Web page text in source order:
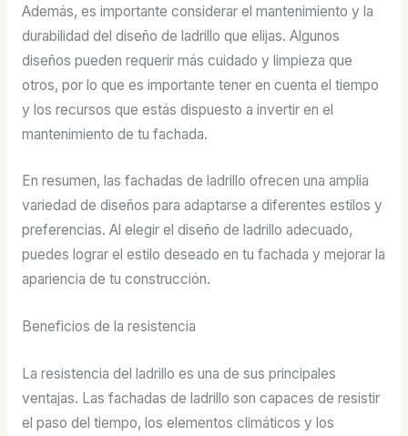
Además, es importante considerar el mantenimiento y la
durabilidad del diseño de ladrillo que elijas. Algunos
diseños pueden requerir más cuidado y limpieza que
otros, por lo que es importante tener en cuenta el tiempo
y los recursos que estás dispuesto a invertir en el
mantenimiento de tu fachada.
En resumen, las fachadas de ladrillo ofrecen una amplia
variedad de diseños para adaptarse a diferentes estilos y
preferencias. Al elegir el diseño de ladrillo adecuado,
puedes lograr el estilo deseado en tu fachada y mejorar la
apariencia de tu construcción.
Beneficios de la resistencia
La resistencia del ladrillo es una de sus principales
ventajas. Las fachadas de ladrillo son capaces de resistir
el paso del tiempo, los elementos climáticos y los